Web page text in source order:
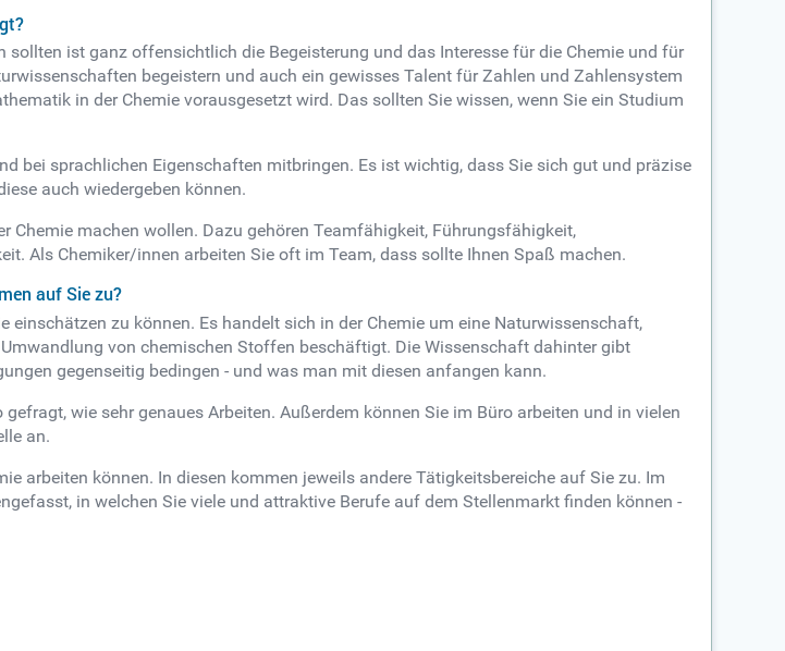
ist ganz offensichtlich die Begeisterung und das Interesse für die Chemie und für
begeistern und auch ein gewisses Talent für Zahlen und Zahlensystem
in der Chemie vorausgesetzt wird. Das sollten Sie wissen, wenn Sie ein Studium
bei sprachlichen Eigenschaften mitbringen. Es ist wichtig, dass Sie sich gut und präzise
auch wiedergeben können.
Chemie machen wollen. Dazu gehören Teamfähigkeit, Führungsfähigkeit,
Als Chemiker/innen arbeiten Sie oft im Team, dass sollte Ihnen Spaß machen.
auf Sie zu?
zu können. Es handelt sich in der Chemie um eine Naturwissenschaft,
von chemischen Stoffen beschäftigt. Die Wissenschaft dahinter gibt
gegenseitig bedingen - und was man mit diesen anfangen kann.
wie sehr genaues Arbeiten. Außerdem können Sie im Büro arbeiten und in vielen
an.
arbeiten können. In diesen kommen jeweils andere Tätigkeitsbereiche auf Sie zu. Im
in welchen Sie viele und attraktive Berufe auf dem Stellenmarkt finden können -